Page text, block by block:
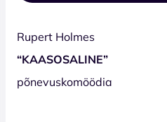
Rupert Holmes
“KAASOSALINE”
põnevuskomöödia